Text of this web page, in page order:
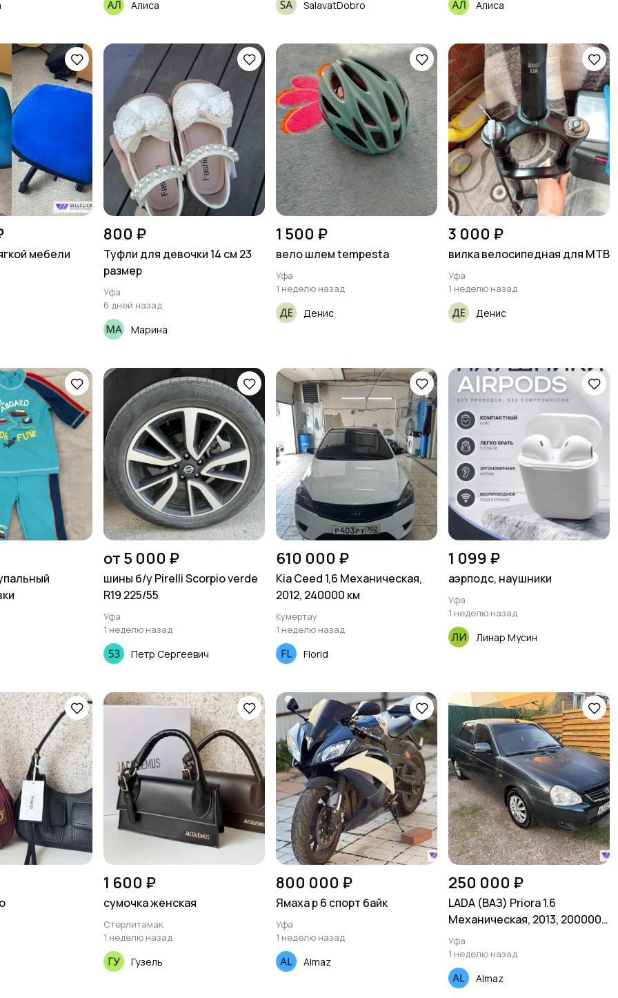
Алиса SalavatDobro Алиса
мебели
800 ₽
Туфли для девочки 14 см 23
размер
Уфа
6 дней назад
Марина
1 500 ₽
вело шлем tempesta
Уфа
1 неделю назад
Денис
3 000 ₽
вилка велосипедная для MTB
Уфа
1 неделю назад
Денис
от 5 000 ₽
шины б/у Pirelli Scorpio verde
R19 225/55
Уфа
1 неделю назад
Петр Сергеевич
610 000 ₽
Kia Ceed 1,6 Механическая,
2012, 240000 км
Кумертау
1 неделю назад
Florid
1 099 ₽
аэрподс, наушники
Уфа
1 неделю назад
Линар Мусин
1 600 ₽
сумочка женская
Стерлитамак
1 неделю назад
Гузель
800 000 ₽
Ямаха р 6 спорт байк
Уфа
1 неделю назад
Almaz
250 000 ₽
LADA (ВАЗ) Priora 1.6
Механическая, 2013, 200000
км
Уфа
1 неделю назад
Almaz